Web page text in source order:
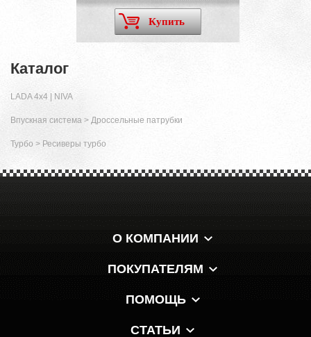
Купить
Каталог
LADA 4x4 | NIVA
Впускная система > Дроссельные патрубки
Турбо > Ресиверы турбо
О КОМПАНИИ
ПОКУПАТЕЛЯМ
ПОМОЩЬ
СТАТЬИ